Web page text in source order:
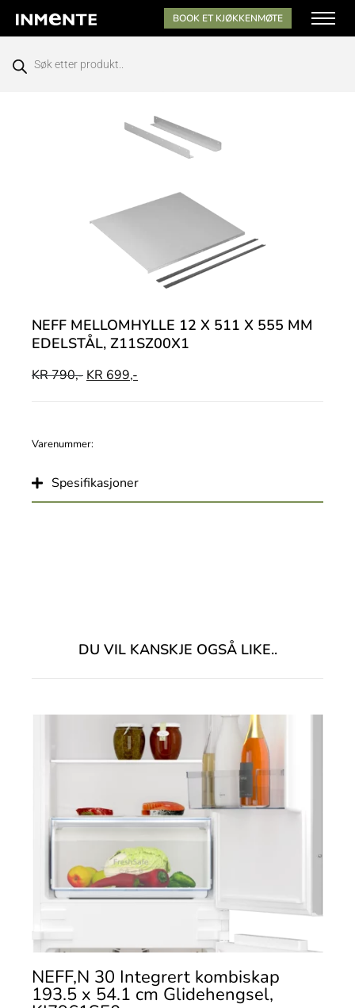
BOOK ET KJØKKENMØTE
NEFF MELLOMHYLLE 12 X 511 X 555 MM
EDELSTÅL, Z11SZ00X1
KR790,- KR 699,-
Varenummer:
Spesifikasjoner
DU VIL KANSKJE OGSÅ LIKE..
NEFF,N 30 Integrert kombiskap
193.5 x 54.1 cm Glidehengsel,